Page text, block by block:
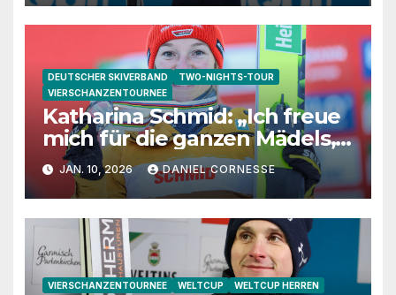
DEUTSCHER SKIVERBAND
TWO-NIGHTS-TOUR
VIERSCHANZENTOURNEE
Katharina Schmid: „Ich freue
mich für die ganzen Mädels,
dass sie die
Vierschanzentournee
genießen dürfen“
JAN. 10, 2026 DANIEL CORNESSE
VIERSCHANZENTOURNEE WELTCUP WELTCUP HERREN